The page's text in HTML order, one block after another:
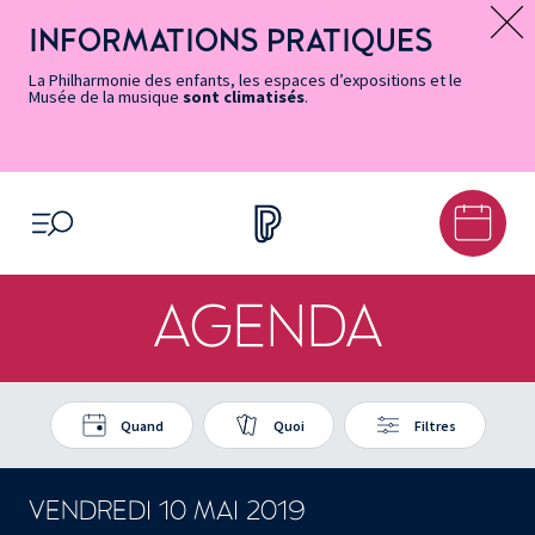
page
Accessibilité
accès
rapides
principal
contenu
principal
page
Message d’information
INFORMATIONS PRATIQUES
La Philharmonie des enfants, les espaces d’expositions et le
Musée de la musique sont climatisés.
OUVRIR LE MENU
AGENDA
VENDREDI 10 MAI 2019
Quand Quoi Filtres